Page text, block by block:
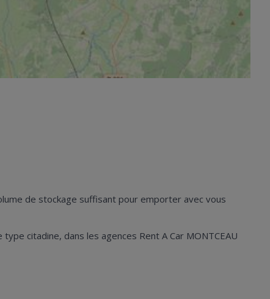
de stockage suffisant pour emporter avec vous
citadine, dans les agences Rent A Car MONTCEAU